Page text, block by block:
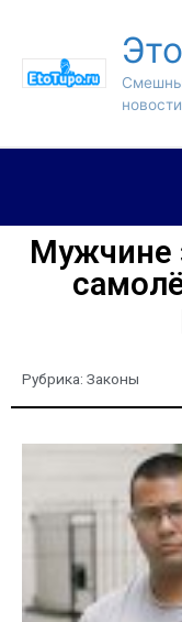
Мужчине
Рубрика: Законы